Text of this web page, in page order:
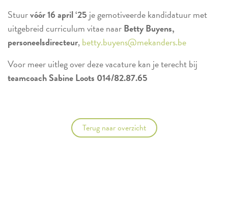
Stuurvóór 16 april ‘25 je gemotiveerde kandidatuur met
uitgebreid curriculum vitae naarBetty Buyens,
personeelsdirecteur,betty.buyens@mekanders.be
Voor meer uitleg over deze vacature kan je terecht bij
teamcoachSabine Loots 014/82.87.65
Terug naar overzicht